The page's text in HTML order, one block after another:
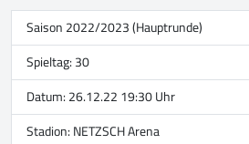
Saison 2022/2023 (Hauptrunde)
Spieltag: 30
Datum: 26.12.22 19:30 Uhr
Stadion:NETZSCH Arena